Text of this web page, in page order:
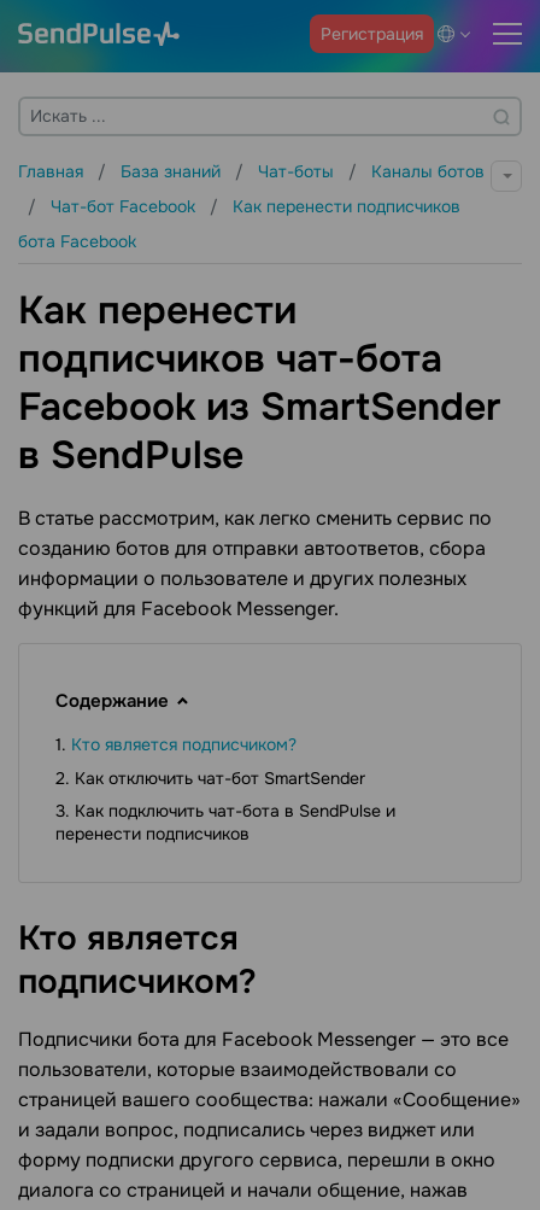
Регистрация
Главная База знаний Чат-боты
Каналы ботов
Чат-бот Facebook
Как перенести подписчиков
бота Facebook
Как перенести
подписчиков чат-бота
Facebook из SmartSender
в SendPulse
В статье рассмотрим, как легко сменить сервис по
созданию ботов для отправки автоответов, сбора
информации о пользователе и других полезных
функций для Facebook Messenger.
Содержание
Кто является подписчиком?
Как отключить чат-бот SmartSender
Как подключить чат-бота в SendPulse и
перенести подписчиков
Кто является
подписчиком?
Подписчики бота для Facebook Messenger — это все
пользователи, которые взаимодействовали со
страницей вашего сообщества: нажали «Сообщение»
и задали вопрос, подписались через виджет или
форму подписки другого сервиса, перешли в окно
диалога со страницей и начали общение, нажав